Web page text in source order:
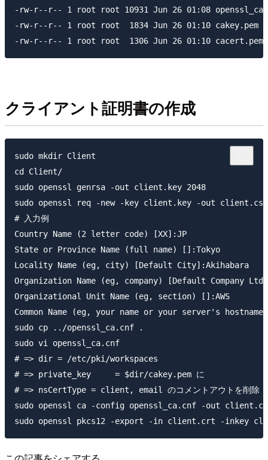
-rw-r--r-- 1 root root 10931 Jun 26 01:08
-rw-r--r-- 1 root root  1834 Jun 26 01:10 cakey.pem
クライアント証明書の作成
sudo mkdir Client
cd Client/
sudo openssl genrsa -out client.key 2048
sudo openssl req -new -key client.key -out client.csr
# 入力例
Country Name (2 letter code) [XX]:JP
State or Province Name (full name) []:Tokyo
Locality Name (eg, city) [Default City]:Akihabara
Organization Name (eg, company) [Default Company
Organizational Unit Name (eg, section) []:AWS
Common Name (eg, your name or your server's
sudo cp ../openssl_ca.cnf .
sudo vi openssl_ca.cnf
# => dir = /etc/pki/workspaces
# => private_key     = $dir/cakey.pem に
# => nsCertType = client, email のコメントアウトを削除
sudo openssl ca -config openssl_ca.cnf -out